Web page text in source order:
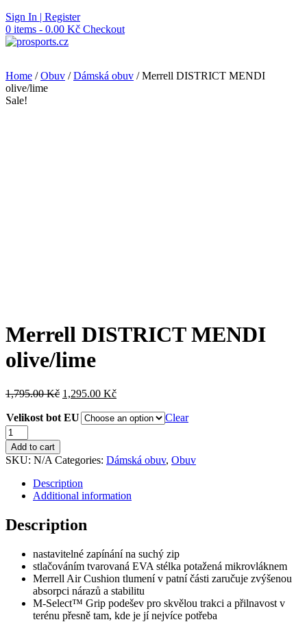
Skip
to
content
Sign In | Register
0 items - 0.00 Kč Checkout
Home /Obuv /Dámská obuv / Merrell DISTRICT MENDI
olive/lime
Sale!
Merrell DISTRICT MENDI
olive/lime
1,795.00Kč 1,295.00 Kč
Velikost bot EU
Clear
Merrell
DISTRICT
MENDI
olive/lime
quantity
Add to cart
SKU: N/A Categories: Dámská obuv, Obuv
Description
Additional information
Description
nastavitelné zapínání na suchý zip
stlačováním tvarovaná EVA stélka potažená mikrovláknem
Merrell Air Cushion tlumení v patní části zaručuje zvýšenou
absorpci nárazů a stabilitu
M-Select™ Grip podešev pro skvělou trakci a přilnavost v
terénu přesně tam, kde je jí nejvíce potřeba